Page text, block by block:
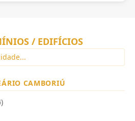
/ EDIFÍCIOS
CAMBORIÚ